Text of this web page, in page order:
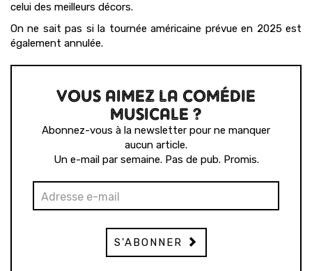
celui des meilleurs décors.
On ne sait pas si la tournée américaine prévue en 2025 est
également annulée.
VOUS AIMEZ LA COMÉDIE
MUSICALE ?
Abonnez-vous à la newsletter pour ne manquer
aucun article.
Un e-mail par semaine. Pas de pub. Promis.
S'ABONNER